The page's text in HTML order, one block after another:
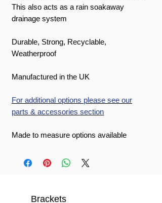
This also acts as a rain soakaway
drainage system
Durable, Strong, Recyclable,
Weatherproof
Manufactured in the UK
For additional options please see our
parts & accessories section
Made to measure options available
Brackets